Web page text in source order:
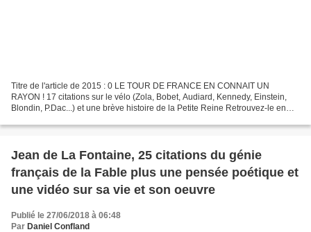
Titre de l'article de 2015 : 0 LE TOUR DE FRANCE EN CONNAIT UN
RAYON ! 17 citations sur le vélo (Zola, Bobet, Audiard, Kennedy, Einstein,
Blondin, P.Dac...) et une brève histoire de la Petite Reine Retrouvez-le en
Jean de La Fontaine, 25 citations du génie
français de la Fable plus une pensée poétique et
une vidéo sur sa vie et son oeuvre
Publié le 27/06/2018 à 06:48
Par Daniel Confland